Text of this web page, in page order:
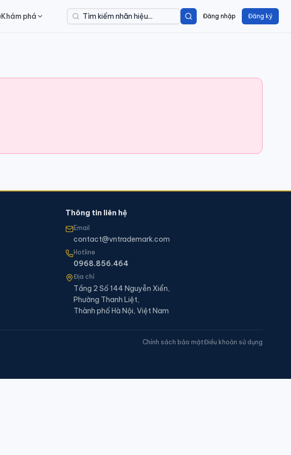
Khám phá Đăng nhập Đăng ký
Thông tin liên hệ
Email
contact@vntrademark.com
Hotline
0968.856.464
Địa chỉ
Tầng 2 Số 144 Nguyễn Xiển,
Phường Thanh Liệt,
Thành phố Hà Nội, Việt Nam
Chính sách bảo mậtĐiều khoản sử dụng